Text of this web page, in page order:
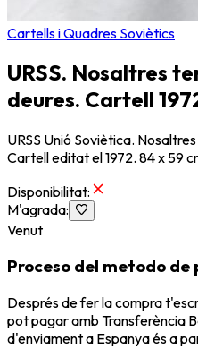
Cartells i Quadres Soviètics
URSS. Nosaltres
deures. Cartell
URSS Unió Soviètica.
Cartell editat el 1972. 84 x 59
Disponibilitat:
M'agrada:
Venut
Proceso del metodo de
Després de fer la compra
pot pagar amb Transferència
d'enviament a Espanya és a